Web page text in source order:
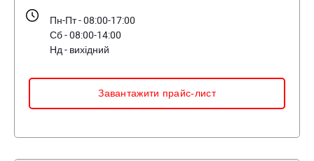
Пн-Пт - 08:00-17:00
Сб - 08:00-14:00
Нд - вихідний
Завантажити прайс-лист